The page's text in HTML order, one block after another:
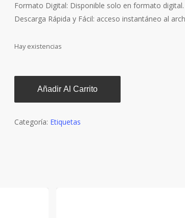
Formato Digital: Disponible solo en formato digital.
Descarga Rápida y Fácil: acceso instantáneo al
Hay existencias
Añadir Al Carrito
Categoría: Etiquetas